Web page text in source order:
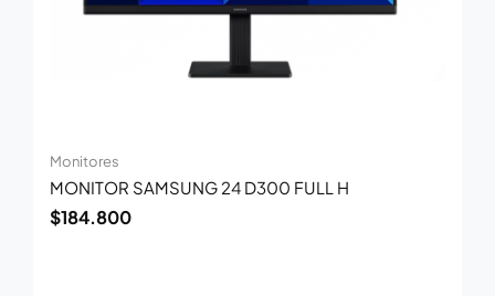
Monitores
MONITOR SAMSUNG 24 D300 FULL H
$184.800